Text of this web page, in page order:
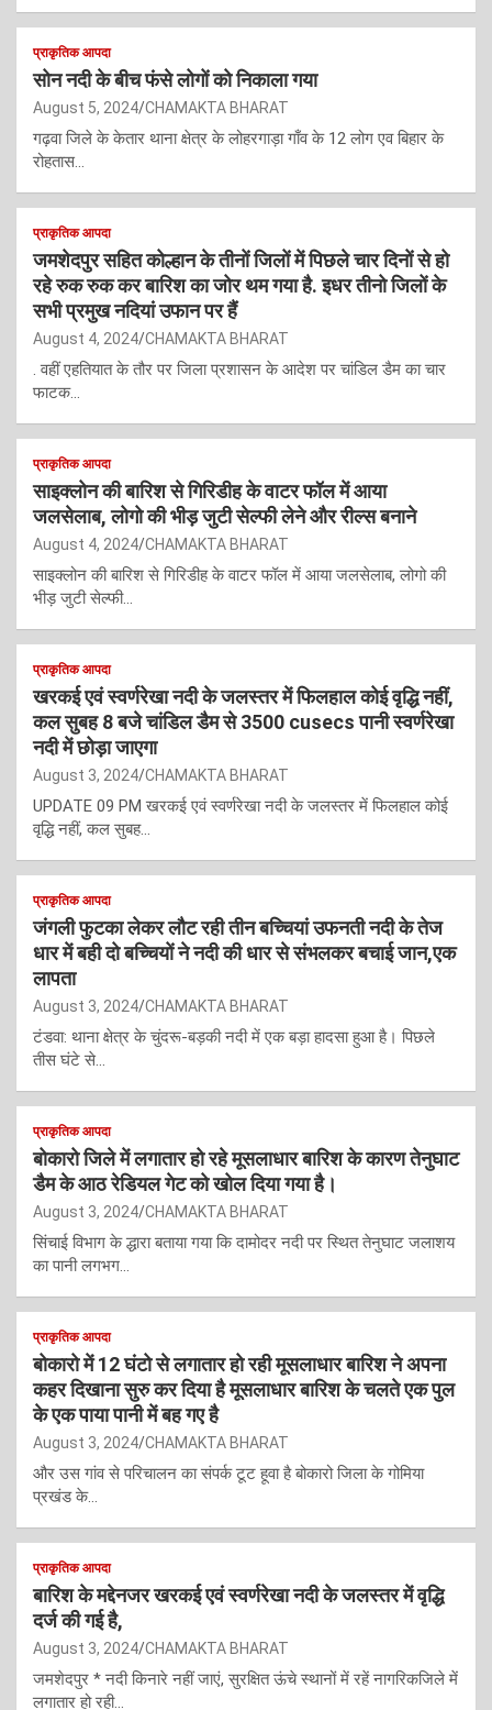
प्राकृतिक आपदा
सोन नदी के बीच फंसे लोगों को निकाला गया
August 5, 2024 CHAMAKTA BHARAT
गढ़वा जिले के केतार थाना क्षेत्र के लोहरगाड़ा गाँव के 12 लोग एव बिहार के
रोहतास…
प्राकृतिक आपदा
जमशेदपुर सहित कोल्हान के तीनों जिलों में पिछले चार दिनों से हो
रहे रुक रुक कर बारिश का जोर थम गया है. इधर तीनो जिलों के
सभी प्रमुख नदियां उफान पर हैं
August 4, 2024 CHAMAKTA BHARAT
. वहीं एहतियात के तौर पर जिला प्रशासन के आदेश पर चांडिल डैम का चार
फाटक…
प्राकृतिक आपदा
साइक्लोन की बारिश से गिरिडीह के वाटर फॉल में आया
जलसेलाब, लोगो की भीड़ जुटी सेल्फी लेने और रील्स बनाने
August 4, 2024 CHAMAKTA BHARAT
साइक्लोन की बारिश से गिरिडीह के वाटर फॉल में आया जलसेलाब, लोगो की
भीड़ जुटी सेल्फी…
प्राकृतिक आपदा
खरकई एवं स्वर्णरेखा नदी के जलस्तर में फिलहाल कोई वृद्धि नहीं,
कल सुबह 8 बजे चांडिल डैम से 3500 cusecs पानी स्वर्णरेखा
नदी में छोड़ा जाएगा
August 3, 2024 CHAMAKTA BHARAT
UPDATE 09 PM खरकई एवं स्वर्णरेखा नदी के जलस्तर में फिलहाल कोई
वृद्धि नहीं, कल सुबह…
प्राकृतिक आपदा
जंगली फुटका लेकर लौट रही तीन बच्चियां उफनती नदी के तेज
धार में बही दो बच्चियों ने नदी की धार से संभलकर बचाई जान,एक
लापता
August 3, 2024 CHAMAKTA BHARAT
टंडवा: थाना क्षेत्र के चुंदरू-बड़की नदी में एक बड़ा हादसा हुआ है। पिछले
तीस घंटे से…
प्राकृतिक आपदा
बोकारो जिले में लगातार हो रहे मूसलाधार बारिश के कारण तेनुघाट
डैम के आठ रेडियल गेट को खोल दिया गया है।
August 3, 2024 CHAMAKTA BHARAT
सिंचाई विभाग के द्धारा बताया गया कि दामोदर नदी पर स्थित तेनुघाट जलाशय
का पानी लगभग…
प्राकृतिक आपदा
बोकारो में 12 घंटो से लगातार हो रही मूसलाधार बारिश ने अपना
कहर दिखाना सुरु कर दिया है मूसलाधार बारिश के चलते एक पुल
के एक पाया पानी में बह गए है
August 3, 2024 CHAMAKTA BHARAT
और उस गांव से परिचालन का संपर्क टूट हूवा है बोकारो जिला के गोमिया
प्रखंड के…
प्राकृतिक आपदा
बारिश के मद्देनजर खरकई एवं स्वर्णरेखा नदी के जलस्तर में वृद्धि
दर्ज की गई है,
August 3, 2024 CHAMAKTA BHARAT
जमशेदपुर * नदी किनारे नहीं जाएं, सुरक्षित ऊंचे स्थानों में रहें नागरिकजिले में
लगातार हो रही…